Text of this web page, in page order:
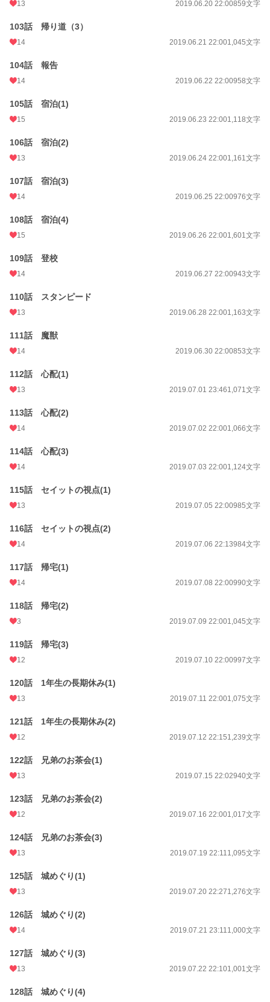
13 2019.06.20 22:00859文字
103話 帰り道（3）
14 2019.06.21 22:001,045文字
104話 報告
14 2019.06.22 22:00958文字
105話 宿泊(1)
15 2019.06.23 22:001,118文字
106話 宿泊(2)
13 2019.06.24 22:001,161文字
107話 宿泊(3)
14 2019.06.25 22:00976文字
108話 宿泊(4)
15 2019.06.26 22:001,601文字
109話 登校
14 2019.06.27 22:00943文字
110話 スタンピード
13 2019.06.28 22:001,163文字
111話 魔獣
14 2019.06.30 22:00853文字
112話 心配(1)
13 2019.07.01 23:461,071文字
113話 心配(2)
14 2019.07.02 22:001,066文字
114話 心配(3)
14 2019.07.03 22:001,124文字
115話 セイットの視点(1)
13 2019.07.05 22:00985文字
116話 セイットの視点(2)
14 2019.07.06 22:13984文字
117話 帰宅(1)
14 2019.07.08 22:00990文字
118話 帰宅(2)
3 2019.07.09 22:001,045文字
119話 帰宅(3)
12 2019.07.10 22:00997文字
120話 1年生の長期休み(1)
13 2019.07.11 22:001,075文字
121話 1年生の長期休み(2)
12 2019.07.12 22:151,239文字
122話 兄弟のお茶会(1)
13 2019.07.15 22:02940文字
123話 兄弟のお茶会(2)
12 2019.07.16 22:001,017文字
124話 兄弟のお茶会(3)
13 2019.07.19 22:111,095文字
125話 城めぐり(1)
13 2019.07.20 22:271,276文字
126話 城めぐり(2)
14 2019.07.21 23:111,000文字
127話 城めぐり(3)
13 2019.07.22 22:101,001文字
128話 城めぐり(4)